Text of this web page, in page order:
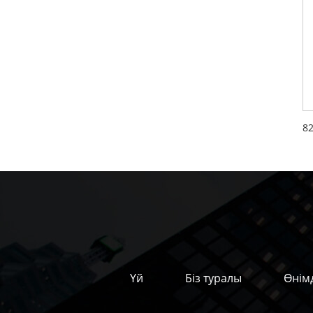
Үй Біз туралы